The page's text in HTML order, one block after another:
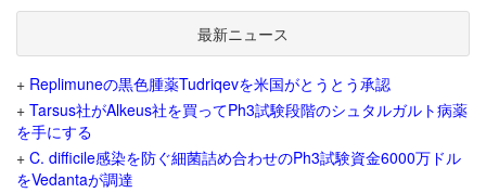
最新ニュース
+ Replimuneの黒色腫薬Tudriqevを米国がとうとう承認
+ Tarsus社がAlkeus社を買ってPh3試験段階のシュタルガルト病薬
を手にする
+ C. difficile感染を防ぐ細菌詰め合わせのPh3試験資金6000万ドル
をVedantaが調達